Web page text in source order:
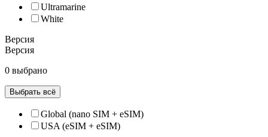
Ultramarine
White
Версия
Версия
0 выбрано
Выбрать всё
Global (nano SIM + eSIM)
USA (eSIM + eSIM)